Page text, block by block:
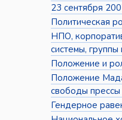
23 сентября
Политическая
НПО,
системы, группы
Положение и
Положение
свободы
Гендерное